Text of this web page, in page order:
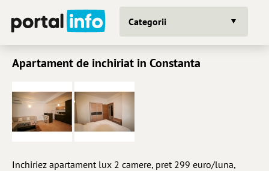
Categorii
Apartament de inchiriat in Constanta
Inchiriez apartament lux 2 camere, pret 299 euro/luna,